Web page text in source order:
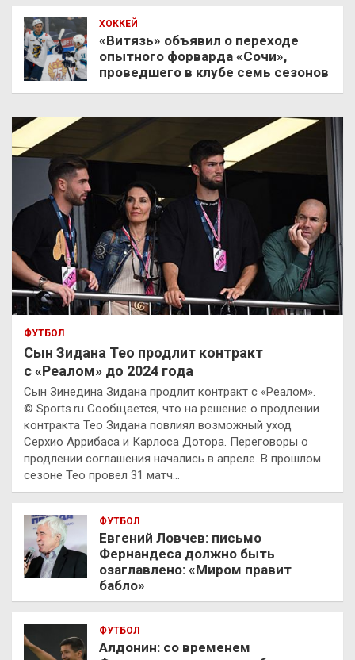
ХОККЕЙ
«Витязь» объявил о переходе
опытного форварда «Сочи»,
проведшего в клубе семь сезонов
ФУТБОЛ
Сын Зидана Тео продлит контракт
с «Реалом» до 2024 года
Сын Зинедина Зидана продлит контракт с «Реалом».
© Sports.ru Сообщается, что на решение о продлении
контракта Тео Зидана повлиял возможный уход
Серхио Аррибаса и Карлоса Дотора. Переговоры о
продлении соглашения начались в апреле. В прошлом
сезоне Тео провел 31 матч…
ФУТБОЛ
Евгений Ловчев: письмо
Фернандеса должно быть
озаглавлено: «Миром правит
бабло»
ФУТБОЛ
Алдонин: со временем